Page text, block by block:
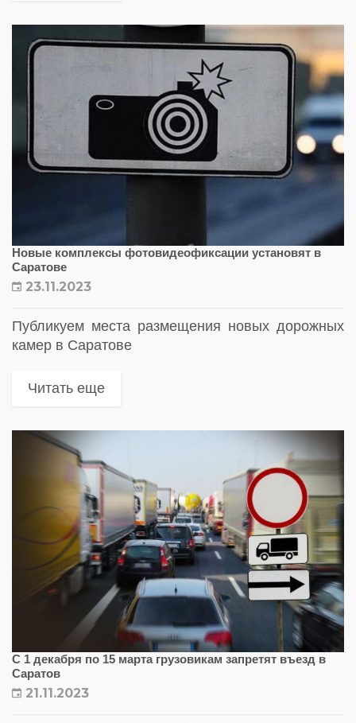
Новые комплексы фотовидеофиксации установят в
Саратове
23.11.2023
Публикуем места размещения новых дорожных
камер в Саратове
Читать еще
С 1 декабря по 15 марта грузовикам запретят въезд в
Саратов
21.11.2023